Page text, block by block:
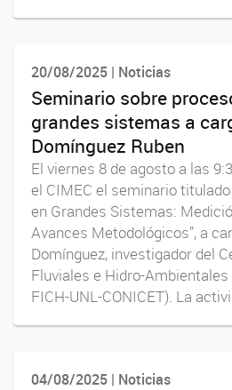
20/08/2025 | Noticias
Seminario sobre
grandes sistemas a
Domínguez Ruben
El viernes 8 de agosto a las
el CIMEC el seminario
en Grandes Sistemas:
Avances Metodológicos”, a
Domínguez, investigador del
Fluviales e Hidro-
FICH-UNL-CONICET). La
04/08/2025 | Noticias